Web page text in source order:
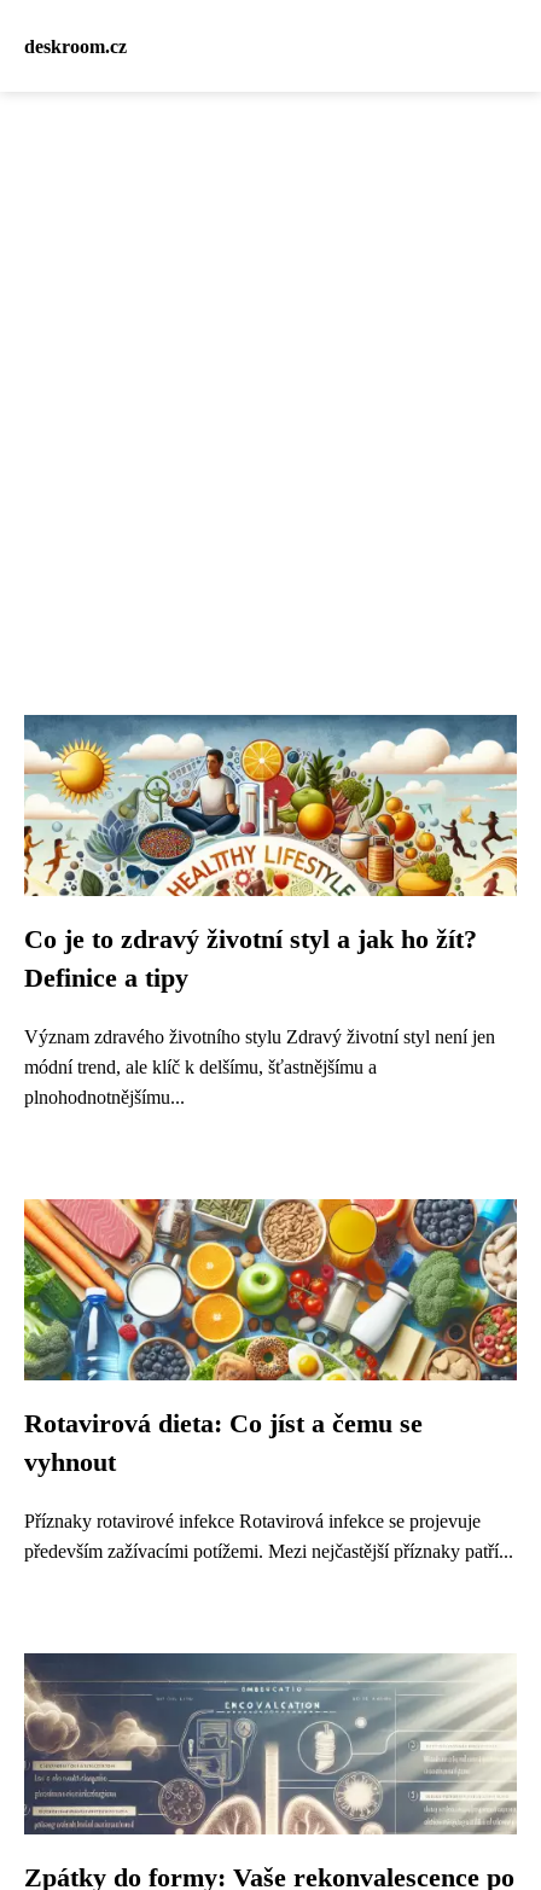
deskroom.cz
Co je to zdravý životní styl a jak ho žít?
Definice a tipy
Význam zdravého životního stylu Zdravý životní styl není jen
módní trend, ale klíč k delšímu, šťastnějšímu a
plnohodnotnějšímu...
Rotavirová dieta: Co jíst a čemu se
vyhnout
Příznaky rotavirové infekce Rotavirová infekce se projevuje
především zažívacími potížemi. Mezi nejčastější příznaky patří...
Zpátky do formy: Vaše rekonvalescence po